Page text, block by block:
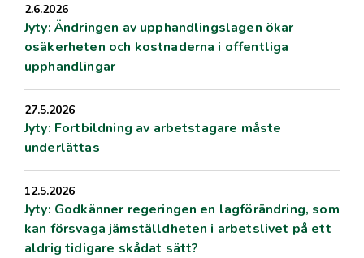
2.6.2026
Jyty: Ändringen av upphandlingslagen ökar
osäkerheten och kostnaderna i offentliga
upphandlingar
27.5.2026
Jyty: Fortbildning av arbetstagare måste
underlättas
12.5.2026
Jyty: Godkänner regeringen en lagförändring, som
kan försvaga jämställdheten i arbetslivet på ett
aldrig tidigare skådat sätt?